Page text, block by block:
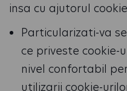
insa cu ajutorul
Particularizati-va
ce priveste
nivel confortabil
utilizarii cookie-